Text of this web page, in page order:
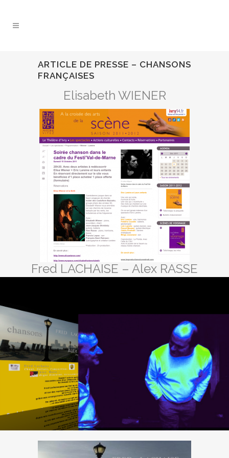
ARTICLE DE PRESSE – CHANSONS
FRANÇAISES
Elisabeth WIENER
Fred LACHAISE – Alex RASSE